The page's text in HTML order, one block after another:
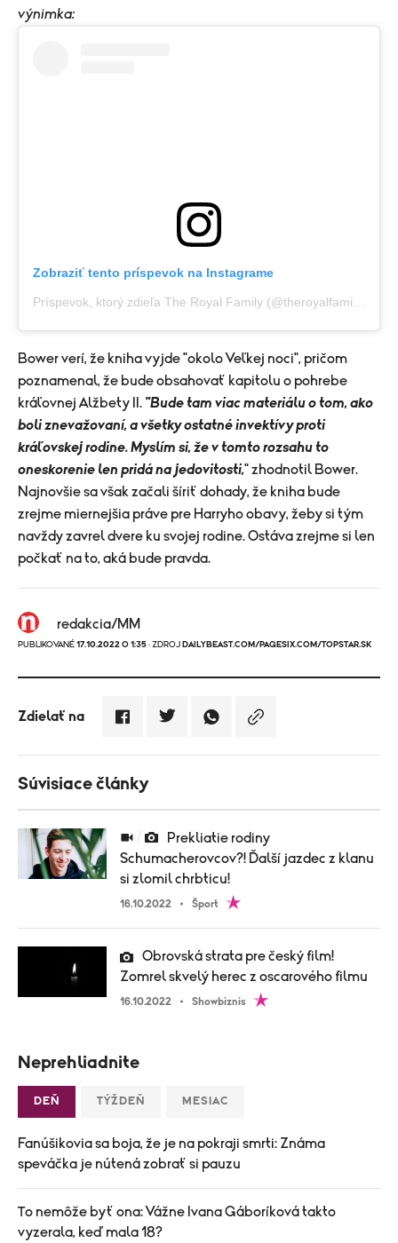
výnimka:
Zobraziť tento príspevok na Instagrame
Bower verí, že kniha vyjde "okolo Veľkej noci", pričom
poznamenal, že bude obsahovať kapitolu o pohrebe
kráľovnej Alžbety II. "Bude tam viac materiálu o tom, ako
boli znevažovaní, a všetky ostatné invektívy proti
kráľovskej rodine. Myslím si, že v tomto rozsahu to
oneskorenie len pridá na jedovitosti," zhodnotil Bower.
Najnovšie sa však začali šíriť dohady, že kniha bude
zrejme miernejšia práve pre Harryho obavy, žeby si tým
navždy zavrel dvere ku svojej rodine. Ostáva zrejme si len
počkať na to, aká bude pravda.
redakcia/MM
PUBLIKOVANÉ 17.10.2022 O 1:35 · ZDROJ DAILYBEAST.COM/PAGESIX.COM/TOPSTAR.SK
Zdielať na
Súvisiace články
Schumacherovcov?! Ďalší jazdec z klanu
si zlomil chrbticu!
16.10.2022 Šport
Zomrel skvelý herec z oscarového filmu
16.10.2022 Showbiznis
Neprehliadnite
DEŇ TÝŽDEŇ MESIAC
Fanúšikovia sa boja, že je na pokraji smrti: Známa
speváčka je nútená zobrať si pauzu
To nemôže byť ona: Vážne Ivana Gáboríková takto
vyzerala, keď mala 18?